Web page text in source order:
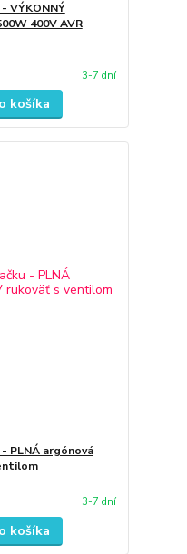
VÝKONNÝ
400V AVR
3-7 dní
košíka
PLNÁ argónová
3-7 dní
košíka